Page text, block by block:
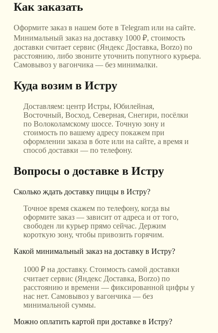
Как заказать
Оформите заказ в нашем боте в Telegram или на сайте.
Минимальный заказ на доставку 1000 ₽, стоимость
доставки считает сервис (Яндекс Доставка, Borzo) по
расстоянию, либо звоните уточнить попутного курьера.
Самовывоз у вагончика — без минималки.
Куда возим в Истру
Доставляем: центр Истры, Юбилейная,
Восточный, Восход, Северная, Снегири, посёлки
по Волоколамскому шоссе. Точную зону и
стоимость по вашему адресу покажем при
оформлении заказа в боте или на сайте, а время и
способ доставки — по телефону.
Вопросы о доставке в Истру
Сколько ждать доставку пиццы в Истру?
Точное время скажем по телефону, когда вы
оформите заказ — зависит от адреса и от того,
свободен ли курьер прямо сейчас. Держим
короткую зону, чтобы привозить горячим.
Какой минимальный заказ на доставку в Истру?
1000 ₽ на доставку. Стоимость самой доставки
считает сервис (Яндекс Доставка, Borzo) по
расстоянию и времени — фиксированной цифры у
нас нет. Самовывоз у вагончика — без
минимальной суммы.
Можно оплатить картой при доставке в Истру?